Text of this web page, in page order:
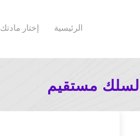
الرئيسية إختار مادتك
لسلك مستقيم